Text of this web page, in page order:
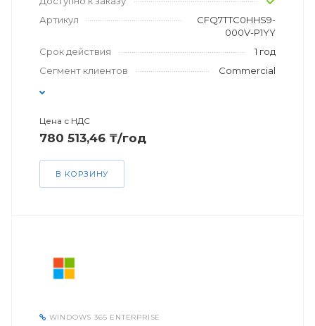
Артикул
CFQ7TTC0HHS9-
000V-P1YY
Срок действия
1 год
Сегмент клиентов
Commercial
Цена с НДС
780 513,46 ₸/год
В КОРЗИНУ
WINDOWS 365 ENTERPRISE